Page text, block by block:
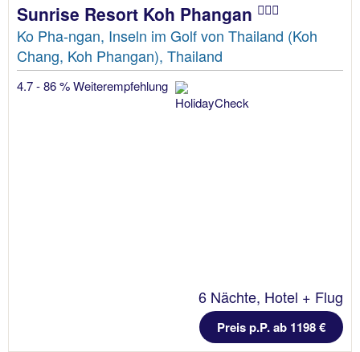
Sunrise Resort Koh Phangan
Ko Pha-ngan, Inseln im Golf von Thailand (Koh
Chang, Koh Phangan), Thailand
4.7 - 86 % Weiterempfehlung
6 Nächte, Hotel + Flug
Preis p.P. ab 1198 €